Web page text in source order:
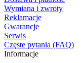
Wymiana i zwroty
Reklamacje
Gwarancje
Serwis
Częste pytania (FAQ)
Informacje